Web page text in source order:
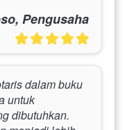
Pengusaha
dalam buku
untuk
dibutuhkan.